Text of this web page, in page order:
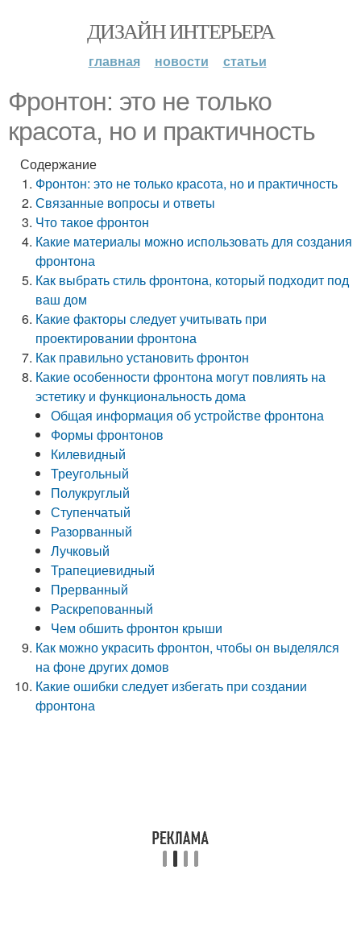
ДИЗАЙН ИНТЕРЬЕРА
главная новости статьи
Фронтон: это не только
красота, но и практичность
Содержание
Фронтон: это не только красота, но и практичность
Связанные вопросы и ответы
Что такое фронтон
Какие материалы можно использовать для создания
фронтона
Как выбрать стиль фронтона, который подходит под
ваш дом
Какие факторы следует учитывать при
проектировании фронтона
Как правильно установить фронтон
Какие особенности фронтона могут повлиять на
эстетику и функциональность дома
Общая информация об устройстве фронтона
Формы фронтонов
Килевидный
Треугольный
Полукруглый
Ступенчатый
Разорванный
Лучковый
Трапециевидный
Прерванный
Раскрепованный
Чем обшить фронтон крыши
Как можно украсить фронтон, чтобы он выделялся
на фоне других домов
Какие ошибки следует избегать при создании
фронтона